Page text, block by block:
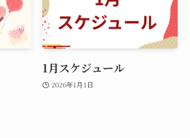
1月スケジュール
2026年1月1日